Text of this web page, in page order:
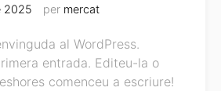
2025 per mercat
al WordPress.
entrada. Editeu-la o
comenceu a escriure!